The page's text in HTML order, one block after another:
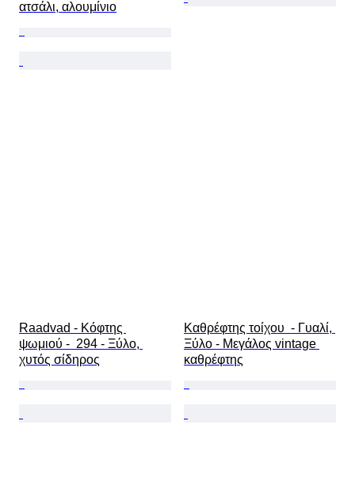
ατσάλι, αλουμίνιο
Raadvad - Κόφτης
ψωμιού -  294 - Ξύλο,
χυτός σίδηρος
Καθρέφτης τοίχου  - Γυαλί,
Ξύλο - Μεγάλος vintage
καθρέφτης